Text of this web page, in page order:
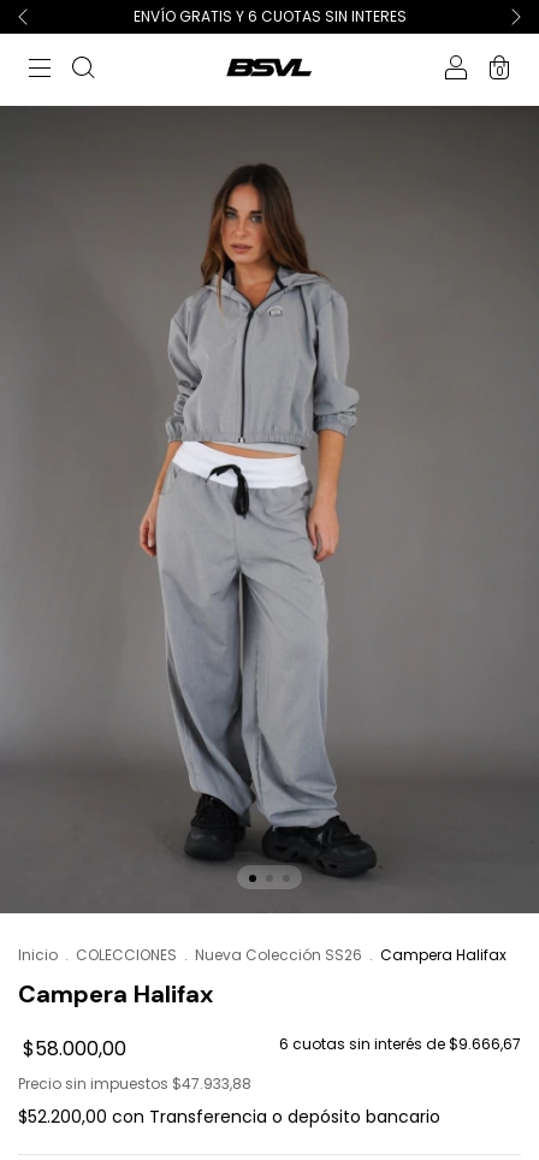
ENVÍO GRATIS Y 6 CUOTAS SIN INTERES
0
Inicio . COLECCIONES . Nueva Colección SS26 . Campera Halifax
Campera Halifax
$58.000,00 6 cuotas sin interés de$9.666,67
Precio sin impuestos $47.933,88
$52.200,00 con Transferencia o depósito bancario